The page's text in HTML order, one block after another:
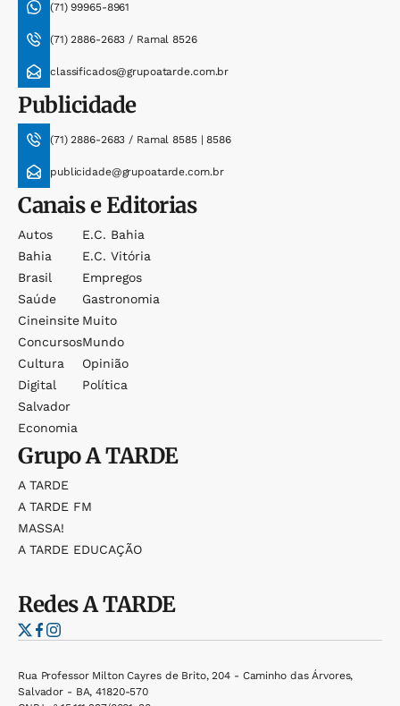
(71) 99965-8961
(71) 2886-2683 / Ramal 8526
classificados@grupoatarde.com.br
Publicidade
(71) 2886-2683 / Ramal 8585 | 8586
publicidade@grupoatarde.com.br
Canais e Editorias
Autos
Bahia
Brasil
Saúde
Cineinsite
Concursos
Cultura
Digital
Salvador
Economia
E.c. Bahia
E.c. Vitória
Empregos
Gastronomia
Muito
Mundo
Opinião
Política
GrupoA TARDE
A TARDE
A TARDE FM
MASSA!
A TARDE EDUCAÇÃO
RedesA TARDE
Rua Professor Milton Cayres de Brito, 204 - Caminho das Árvores,
Salvador - BA, 41820-570